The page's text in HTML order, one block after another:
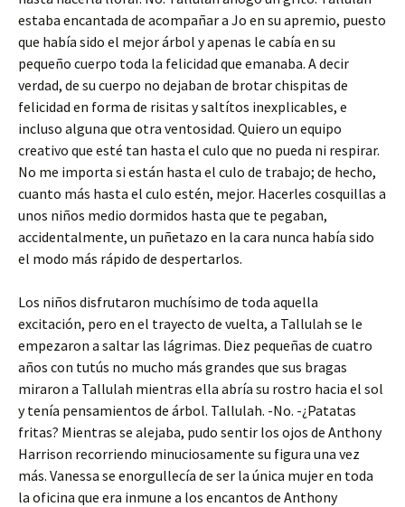
estaba encantada de acompañar a Jo en su apremio, puesto
que había sido el mejor árbol y apenas le cabía en su
pequeño cuerpo toda la felicidad que emanaba. A decir
verdad, de su cuerpo no dejaban de brotar chispitas de
felicidad en forma de risitas y saltítos inexplicables, e
incluso alguna que otra ventosidad. Quiero un equipo
creativo que esté tan hasta el culo que no pueda ni respirar.
No me importa si están hasta el culo de trabajo; de hecho,
cuanto más hasta el culo estén, mejor. Hacerles cosquillas a
unos niños medio dormidos hasta que te pegaban,
accidentalmente, un puñetazo en la cara nunca había sido
el modo más rápido de despertarlos.
Los niños disfrutaron muchísimo de toda aquella
excitación, pero en el trayecto de vuelta, a Tallulah se le
empezaron a saltar las lágrimas. Diez pequeñas de cuatro
años con tutús no mucho más grandes que sus bragas
miraron a Tallulah mientras ella abría su rostro hacia el sol
y tenía pensamientos de árbol. Tallulah. -No. -¿Patatas
fritas? Mientras se alejaba, pudo sentir los ojos de Anthony
Harrison recorriendo minuciosamente su figura una vez
más. Vanessa se enorgullecía de ser la única mujer en toda
la oficina que era inmune a los encantos de Anthony